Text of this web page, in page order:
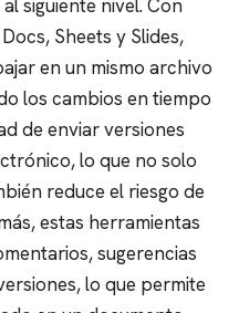
siguiente nivel. Con
Sheets y Slides,
en un mismo archivo
los cambios en tiempo
de enviar versiones
lo que no solo
reduce el riesgo de
estas herramientas
sugerencias
lo que permite